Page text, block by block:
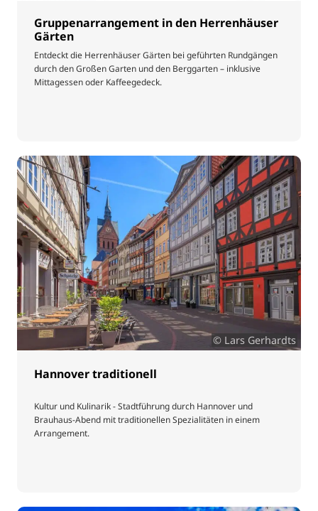
Gruppenarrangement in den Herrenhäuser
Gärten
Entdeckt die Herrenhäuser Gärten bei geführten Rundgängen
durch den Großen Garten und den Berggarten – inklusive
Mittagessen oder Kaffeegedeck.
© Lars Gerhardts
Hannover traditionell
Kultur und Kulinarik - Stadtführung durch Hannover und
Brauhaus-Abend mit traditionellen Spezialitäten in einem
Arrangement.